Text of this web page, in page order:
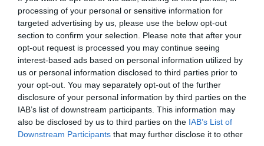
processing of your personal or sensitive information for
targeted advertising by us, please use the below opt-out
section to confirm your selection. Please note that after your
opt-out request is processed you may continue seeing
interest-based ads based on personal information utilized by
us or personal information disclosed to third parties prior to
your opt-out. You may separately opt-out of the further
disclosure of your personal information by third parties on the
IAB’s list of downstream participants. This information may
also be disclosed by us to third parties on the IAB’s List of
Downstream Participants that may further disclose it to other
e mentalmente e di tornare a far parte di una
comunità”.
Un emblema per i 100 milioni
Per la prima volta, la Squadra Olimpica dei
Rifugiati gareggerà con il proprio emblema di
squadra, un simbolo unificante che unisce atleti
diversi e conferisce alla squadra una propria